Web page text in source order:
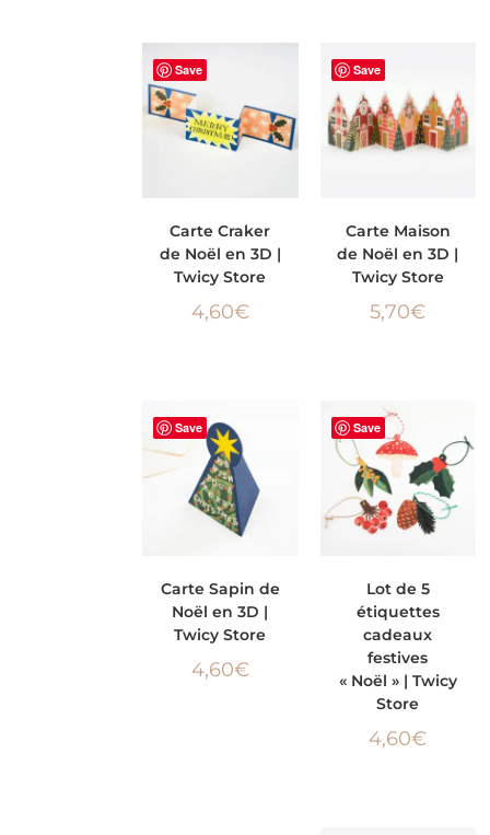
Save
PANIER
Carte Craker
de Noël en 3D |
Twicy Store
4,60€
Save
PANIER
Carte Maison
de Noël en 3D |
Twicy Store
5,70€
Save
PANIER
Carte Sapin de
Noël en 3D |
Twicy Store
4,60€
Save
PANIER
Lot de 5
étiquettes
cadeaux
festives
« Noël » | Twicy
Store
4,60€